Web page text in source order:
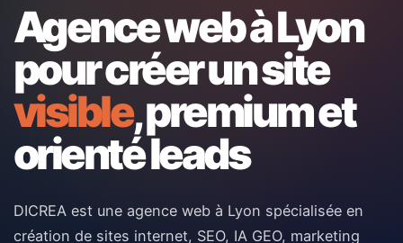
Agence web à Lyon
pour créer un site
visible, premium et
orienté leads
DICREA est une agence web à Lyon spécialisée en
création de sites internet, SEO, IA GEO, marketing